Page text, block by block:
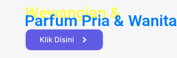
Wewangian &
Parfum Pria &
Klik Disini